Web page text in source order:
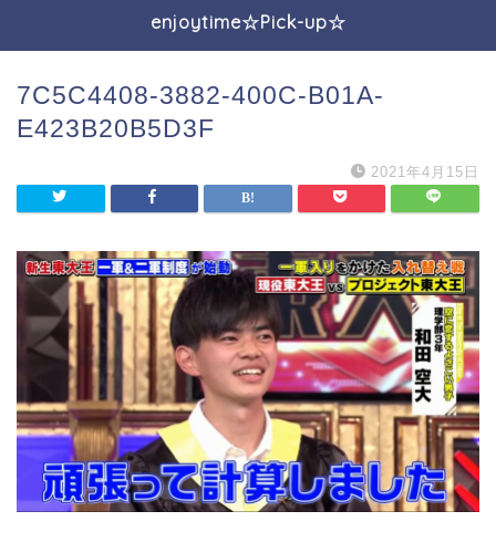
enjoytime☆Pick-up☆
7C5C4408-3882-400C-B01A-
E423B20B5D3F
2021年4月15日